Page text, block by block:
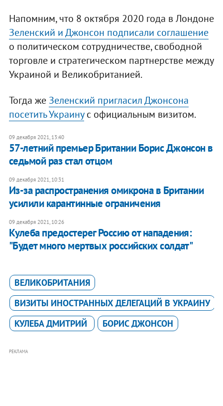
Напомним, что 8 октября 2020 года в Лондоне
Зеленский и Джонсон подписали соглашение
о политическом сотрудничестве, свободной
торговле и стратегическом партнерстве между
Украиной и Великобританией.
Тогда же Зеленский пригласил Джонсона
посетить Украинус официальным визитом.
09 декабря 2021, 13:40
57-летний премьер Британии Борис Джонсон в
седьмой раз стал отцом
09 декабря 2021, 10:31
Из-за распространения омикрона в Британии
усилили карантинные ограничения
09 декабря 2021, 10:26
Кулеба предостерег Россию от нападения:
"Будет много мертвых российских солдат"
ВЕЛИКОБРИТАНИЯ
ВИЗИТЫ ИНОСТРАННЫХ ДЕЛЕГАЦИЙ В УКРАИНУ
КУЛЕБА ДМИТРИЙ
БОРИС ДЖОНСОН
РЕКЛАМА